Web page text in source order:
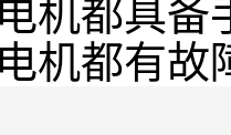
机都具备
机都有故